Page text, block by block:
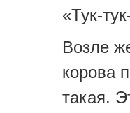
«Тук-
Возле
корова
такая.